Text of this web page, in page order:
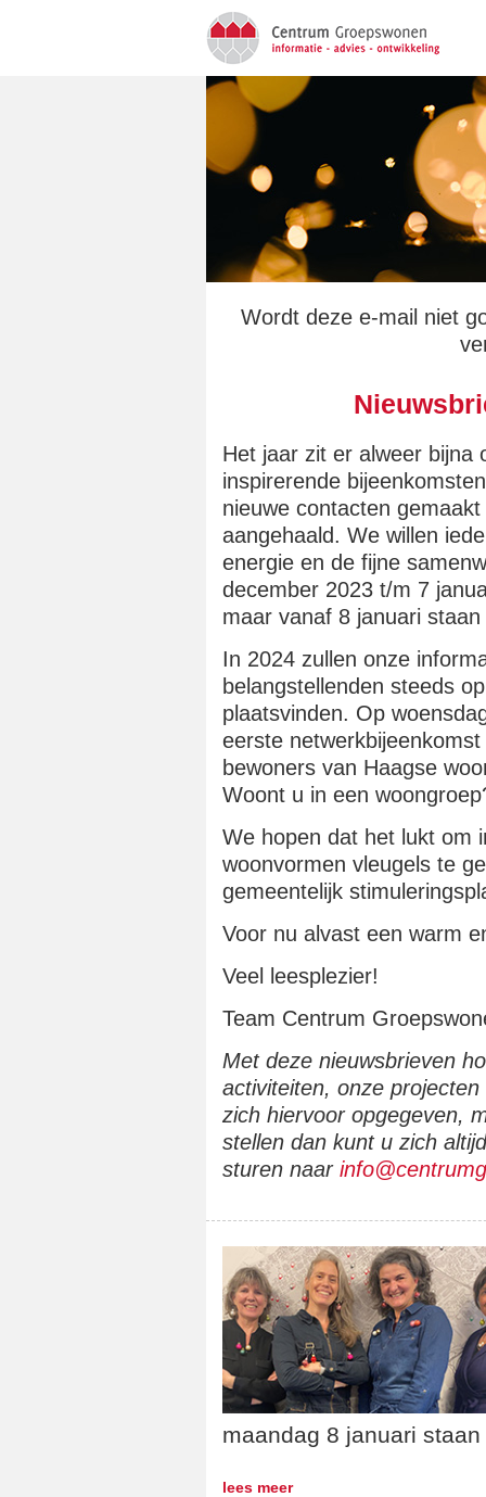
Wordt deze e-mail niet
Het jaar zit er alweer bijna
inspirerende
nieuwe contacten
aangehaald. We willen
energie en de fijne
december 2023 t/m 7
maar vanaf 8 januari
In 2024 zullen onze
belangstellenden steeds
plaatsvinden. Op
eerste
bewoners van Haagse
Woont u in een
We hopen dat het lukt om
woonvormen vleugels te
gemeentelijk
Voor nu alvast een warm
Veel leesplezier!
Team Centrum
Met deze nieuwsbrieven
activiteiten, onze
zich hiervoor opgegeven,
stellen dan kunt u zich
sturen naar
maandag 8 januari
lees meer